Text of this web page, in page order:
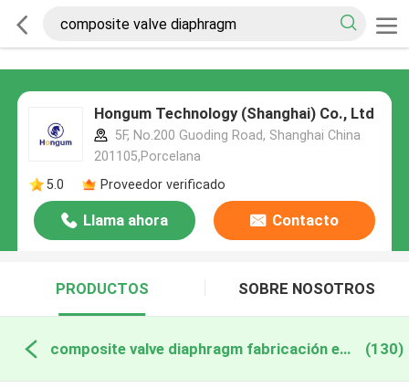
Hongum Technology (Shanghai) Co., Ltd
5F, No.200 Guoding Road, Shanghai China
201105,Porcelana
5.0
Proveedor verificado
Llama ahora Contacto
PRODUCTOS SOBRE NOSOTROS
composite valve diaphragm fabricación en línea (130)